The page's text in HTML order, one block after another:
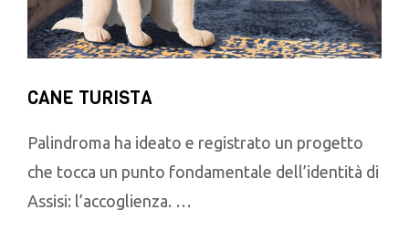
CANE TURISTA
Palindroma ha ideato e registrato un progetto
che tocca un punto fondamentale dell’identità di
Assisi: l’accoglienza. …